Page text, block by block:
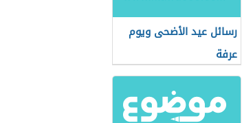
رسائل عيد الأضحى ويوم
عرفة